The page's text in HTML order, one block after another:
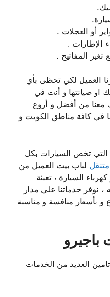
أو العجلات .
الإطارات .
تغير المفاتيح .
العميل لكي تحظى بأي
صيانتها و أنت في
معنا من أفضل و أروع
في كافة مناطق الكويت و
التي تخص السيارات بكل
لباب بيت العميل من
السيارة ، تعبئة
، نوفر خدماتنا على مدار
و بأسعار منافسة و مناسبة
باجيرو
العديد من الخدمات